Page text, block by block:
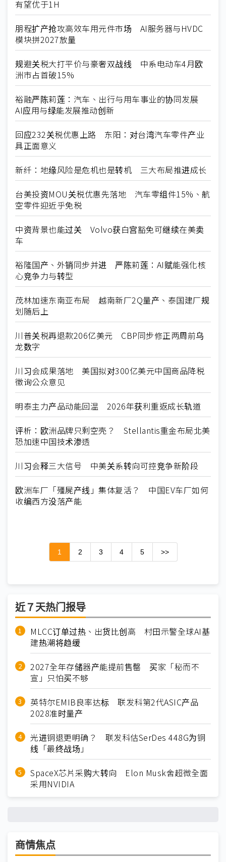
有望优于1H
朋程扩产抢攻高效车用元件市场 AI服务器与HVDC
模块拼2027放量
规避关税大打平价与豪奢双战线 中系电动车4月欧
洲市占首破15%
裕融严陈莉莲：汽车、出行与用车事业的协同发展
AI应用与绿能发展推动创新
回应232关税优惠上路 东阳：对台湾汽车零件产业
具正面意义
新纤：地缘风险是危机也是转机 三大布局推进成长
台美投资MOU关税优惠先落地 汽车零组件15%、航
空零件迎近乎免税
中资背景也能过关 Volvo获白宫豁免可继续在美卖
车
裕隆国产、外销同步并进 严陈莉莲：AI赋能强化核
心竞争力与转型
茂林加速东南亚布局 越南新厂2Q量产、泰国建厂规
划随后上
川普关税再退款206亿美元 CBP同步修正两周前乌
龙数字
川习会成果落地 美国拟对300亿美元中国商品降税
徵询公众意见
明泰主力产品动能回温 2026年获利重返成长轨道
评析：欧洲品牌只剩空壳？ Stellantis重金布局北美
恐加速中国技术渗透
川习会释三大信号 中美关系转向可控竞争新阶段
欧洲车厂「殭屍产线」集体复活？ 中国EV车厂如何
收编西方没落产能
1 2 3 4 5 >>
近７天热门报导
MLCC订单过热、出货比创高 村田示警全球AI基
建热潮将趋缓
2027全年存储器产能提前售罄 买家「秘而不
宣」只怕买不够
英特尔EMIB良率达标 联发科第2代ASIC产品
2028准时量产
光进铜退更明确？ 联发科估SerDes 448G为铜
线「最终战场」
SpaceX芯片采购大转向 Elon Musk舍超微全面
采用NVIDIA
商情焦点